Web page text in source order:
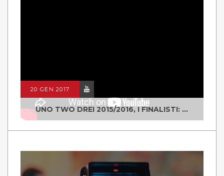
20 GEN 2017
UNO TWO DREI 2015/2016, I FINALISTI: CLASSE IV ALS ISTITUTO "DEGASPERI" BORGO VALSUGANA